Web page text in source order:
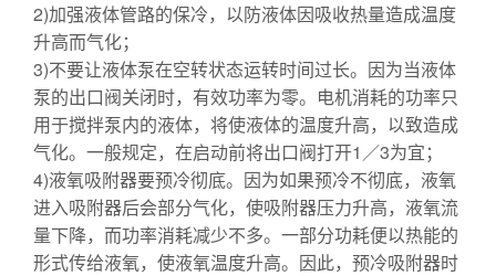
2)加强液体管路的保冷，以防液体因吸收热量造成温度
升高而气化；
3)不要让液体泵在空转状态运转时间过长。因为当液体
泵的出口阀关闭时，有效功率为零。电机消耗的功率只
用于搅拌泵内的液体，将使液体的温度升高，以致造成
气化。一般规定，在启动前将出口阀打开1／3为宜；
4)液氧吸附器要预冷彻底。因为如果预冷不彻底，液氧
进入吸附器后会部分气化，使吸附器压力升高，液氧流
量下降，而功率消耗减少不多。一部分功耗便以热能的
形式传给液氧，使液氧温度升高。因此，预冷吸附器时